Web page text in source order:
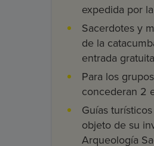
expedida por
Sacerdotes y
de la
entrada
Para los
concederan 2
Guías
objeto de su
Arqueología